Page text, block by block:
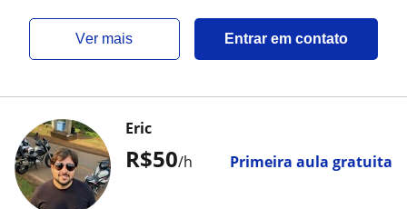
ver mais Entrar em contato
R$50/h Primeira aula gratuita
Eric